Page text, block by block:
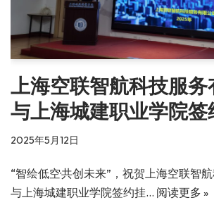
上海空联智航科技服务
与上海城建职业学院签
2025年5月12日
“智绘低空·共创未来”，祝贺上海空联智
与上海城建职业学院签约挂… 阅读更多 »